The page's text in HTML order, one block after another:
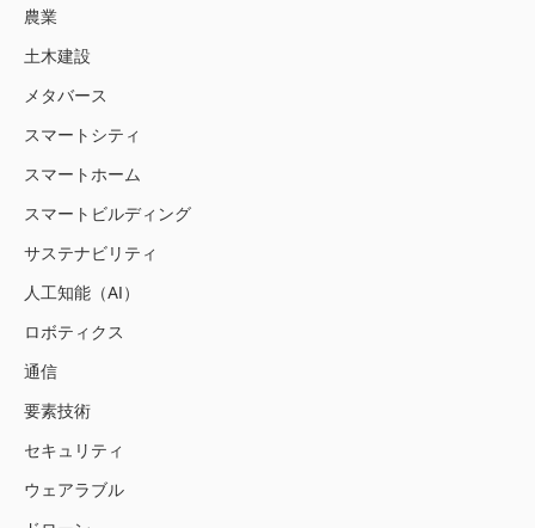
農業
土木建設
メタバース
スマートシティ
スマートホーム
スマートビルディング
サステナビリティ
人工知能（AI）
ロボティクス
通信
要素技術
セキュリティ
ウェアラブル